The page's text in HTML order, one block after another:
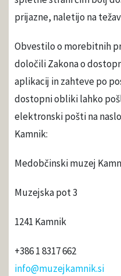
prijazne, naletijo na
Obvestilo o morebitnih
določili Zakona o
aplikacij in zahteve po
dostopni obliki lahko
elektronski pošti na
Kamnik:
Medobčinski muzej
Muzejska pot 3
1241 Kamnik
+386 1 8317 662
info@muzejkamnik.si